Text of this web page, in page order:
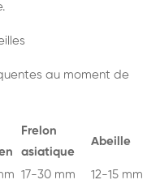
au moment de
Frelon
asiatique
Abeille
17-30 mm 12-15 mm